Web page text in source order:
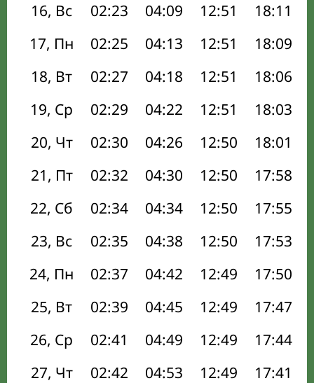
16, Вс
02:23 04:09 12:51 18:11
17, Пн
02:25 04:13 12:51 18:09
18, Вт
02:27 04:18 12:51 18:06
19, Ср
02:29 04:22 12:51 18:03
20, Чт
02:30 04:26 12:50 18:01
21, Пт
02:32 04:30 12:50 17:58
22, Сб
02:34 04:34 12:50 17:55
23, Вс
02:35 04:38 12:50 17:53
24, Пн
02:37 04:42 12:49 17:50
25, Вт
02:39 04:45 12:49 17:47
26, Ср
02:41 04:49 12:49 17:44
27, Чт
02:42 04:53 12:49 17:41